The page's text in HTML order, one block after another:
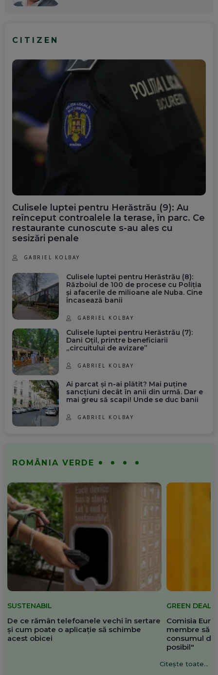
CITIZEN
Culisele luptei pentru Herăstrău (9): Au
reînceput controalele la terase, în parc. Ce
restaurante cunoscute s-au ales cu
sesizări penale
GABRIEL KOLBAY
Culisele luptei pentru Herăstrău (8):
Războiul de 100 de procese cu Poliția
și afacerile de milioane ale Nuba. Cine
încasează banii
GABRIEL KOLBAY
Culisele luptei pentru Herăstrău (7):
Dani Oțil, printre beneficiarii
„circuitului de avizare”
GABRIEL KOLBAY
Ai parcat și n-ai plătit? Mai puține
sancțiuni decât în anii din urmă. Dar e
mai greu să scapi! Unde se duc banii
GABRIEL KOLBAY
ROMÂNIA VERDE
SUSTENABIL
De ce rămân telefoanele vechi în sertare
și cum poate o aplicație să schimbe
acest obicei
GREEN DEAL
Comisia
membre să
consumul de
posibil"
Citește toate...